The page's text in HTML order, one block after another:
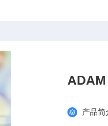
ADAM
产品简